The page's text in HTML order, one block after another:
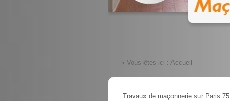
• Vous êtes ici : Accueil
Travaux de maçonnerie sur Paris 75